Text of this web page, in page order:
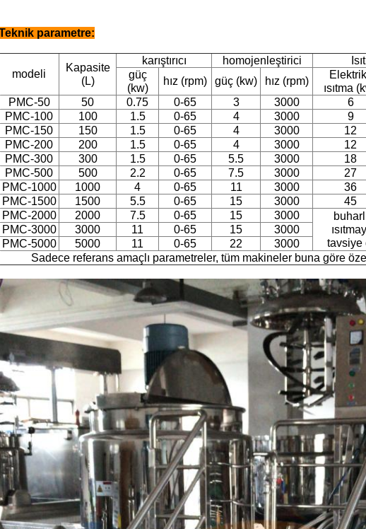
parametre:
modeli
Kapasite
(L)
karıştırıcı homojenleştirici
güç
(kw)
hız (rpm) güç (kw) hız (rpm)
ısıtma
PMC-50
50 0.75 0-65 3 3000 6
PMC-100 100 1.5 0-65 4 3000
9
PMC-150
150 1.5 0-65 4 3000
12
PMC-200
200 1.5 0-65 4 3000
12
PMC-300
300 1.5 0-65 5.5 3000
18
PMC-500
500 2.2 0-65 7.5 3000
27
PMC-1000
1000 4 0-65 11 3000
36
PMC-1500
1500 5.5 0-65 15 3000
45
PMC-2000
2000 7.5 0-65 15 3000
tavsiye
PMC-3000 3000 11 0-65 15
3000
PMC-5000
5000 11 0-65 22
3000
Sadece referans amaçlı parametreler, tüm makineler buna göre